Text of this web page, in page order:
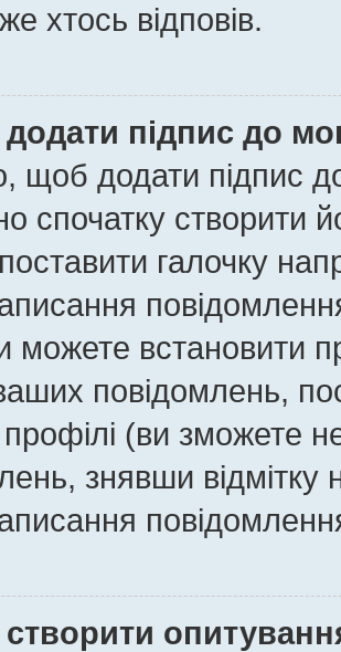
хтось відповів.
додати підпис до
щоб додати підпис
спочатку створити
галочку
можете встановити
повідомлень,
(ви зможете
знявши відмітку
створити